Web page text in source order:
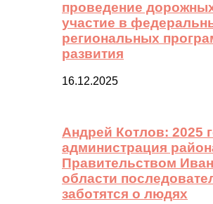
проведение
участие в
региональных
развития
16.12.2025
Андрей Котлов: 2025
администрация
Правительством
области
заботятся о людях